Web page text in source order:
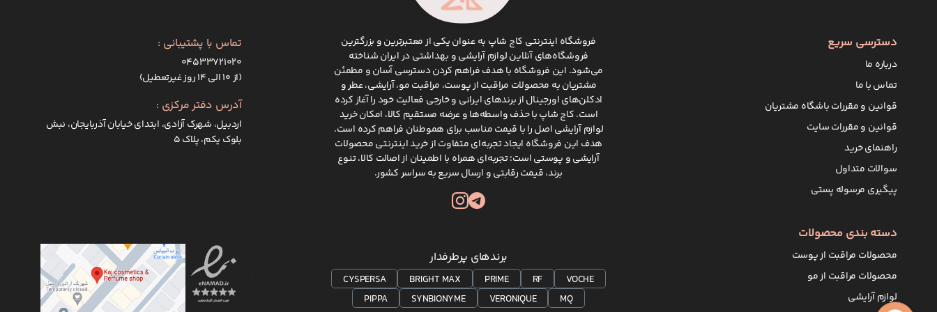
دسترسی سریع
درباره ما
تماس با ما
قوانین و مقررات باشگاه مشتریان
قوانین و مقررات سایت
راهنمای خرید
سوالات متداول
پیگیری مرسوله پستی
فروشگاه اینترنتی کاج شاپ به عنوان یکی از معتبرترین و بزرگترین
فروشگاه‌های آنلاین لوازم آرایشی و بهداشتی در ایران شناخته
می‌شود. این فروشگاه با هدف فراهم کردن دسترسی آسان و مطمئن
مشتریان به محصولات مراقبت از پوست، مراقبت مو، آرایشی، عطر و
ادکلن‌های اورجینال از برندهای ایرانی و خارجی فعالیت خود را آغاز کرده
است. کاج شاپ با حذف واسطه‌ها و عرضه مستقیم کالا، امکان خرید
لوازم آرایشی اصل را با قیمت مناسب برای هموطنان فراهم کرده است.
هدف این فروشگاه ایجاد تجربه‌ای متفاوت از خرید اینترنتی محصولات
آرایشی و پوستی است؛ تجربه‌ای همراه با اطمینان از اصالت کالا، تنوع
برند، قیمت رقابتی و ارسال سریع به سراسر کشور.
تماس با پشتیبانی :
۰۴۵۳۳۷۲۱۰۲۰
(از ۱۰ الی ۱۴ روز غیرتعطیل)
آدرس دفتر مرکزی :
اردبیل، شهرک آزادی، ابتدای خیابان آذربایجان، نبش
بلوک یکم، پلاک 5
دسته بندی محصولات
محصولات مراقبت از پوست
محصولات مراقبت از مو
لوازم آرایشی
برندهای پرطرفدار
VOCHE
RF
PRIME
BRIGHT MAX
CYSPERSA
MQ
VERONIQUE
SYNBIONYME
PIPPA